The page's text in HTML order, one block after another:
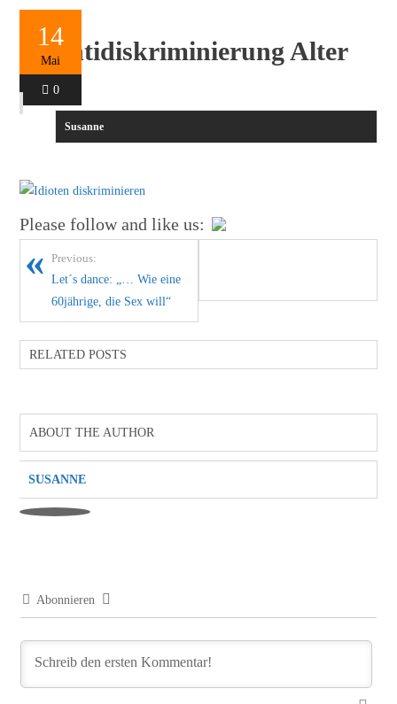
14
Mai
0
Antidiskriminierung Alter
Susanne
Please follow and like us:
Previous:
Let´s dance: „… Wie eine
60jährige, die Sex will“
RELATED POSTS
ABOUT THE AUTHOR
SUSANNE
Abonnieren